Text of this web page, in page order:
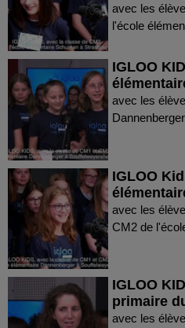
avec les
l'école
IGLOO
avec les
IGLOO
avec les
CM2 de
IGLOO
primaire
avec les